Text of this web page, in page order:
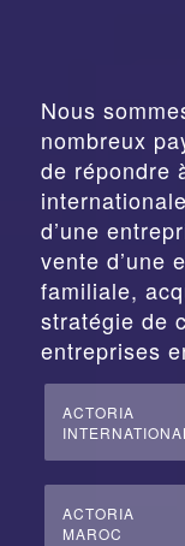
Nous
nombreux
de répondre
d’une
vente d’une
familiale,
stratégie de
entreprises
ACTORIA
INTERNATIONAL
ACTORIA
MAROC